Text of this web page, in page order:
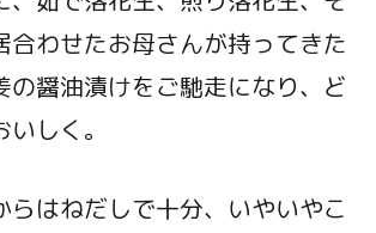
合わせたお母さんが持ってきた
の醤油漬けをご馳走になり、ど
しく。
らはねだしで十分、いやいやこ